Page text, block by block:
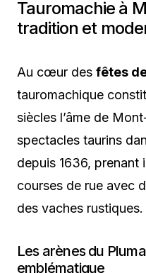
Tauromachie à
tradition et
Au cœur des fêtes
tauromachique
siècles l’âme de
spectacles taurins
depuis 1636, prenant
courses de rue avec
des vaches rustiques.
Les arènes du
emblématique